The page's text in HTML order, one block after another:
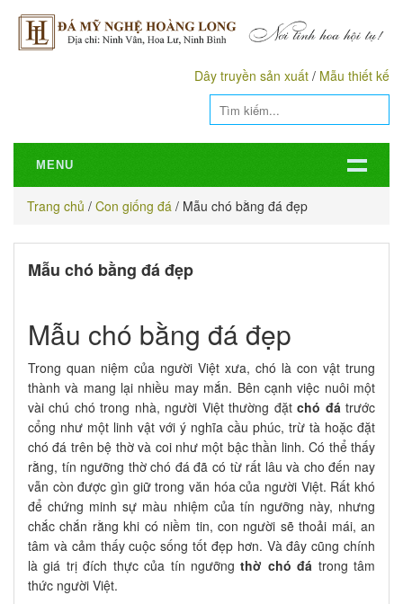
Dây truyền sản xuất / Mẫu thiết kế
MENU
Trang chủ / Con giống đá / Mẫu chó bằng đá đẹp
Mẫu chó bằng đá đẹp
Mẫu chó bằng đá đẹp
Trong quan niệm của người Việt xưa, chó là con vật trung
thành và mang lại nhiều may mắn. Bên cạnh việc nuôi một
vài chú chó trong nhà, người Việt thường đặtchó đátrước
cổng như một linh vật với ý nghĩa cầu phúc, trừ tà hoặc đặt
chó đá trên bệ thờ và coi như một bậc thần linh. Có thể thấy
rằng, tín ngưỡng thờ chó đá đã có từ rất lâu và cho đến nay
vẫn còn được gìn giữ trong văn hóa của người Việt. Rất khó
để chứng minh sự màu nhiệm của tín ngưỡng này, nhưng
chắc chắn rằng khi có niềm tin, con người sẽ thoải mái, an
tâm và cảm thấy cuộc sống tốt đẹp hơn. Và đây cũng chính
là giá trị đích thực của tín ngưỡngthờ chó đá trong tâm
thức người Việt.